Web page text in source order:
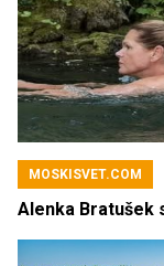
MOSKISVET.COM
Alenka Bratušek